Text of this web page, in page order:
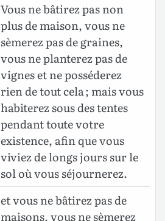
Vous ne bâtirez pas non
plus de maison, vous ne
sèmerez pas de graines,
vous ne planterez pas de
vignes et ne posséderez
rien de tout cela ; mais vous
habiterez sous des tentes
pendant toute votre
existence, afin que vous
viviez de longs jours sur le
sol où vous séjournerez.
et vous ne bâtirez pas de
maisons, vous ne sèmerez